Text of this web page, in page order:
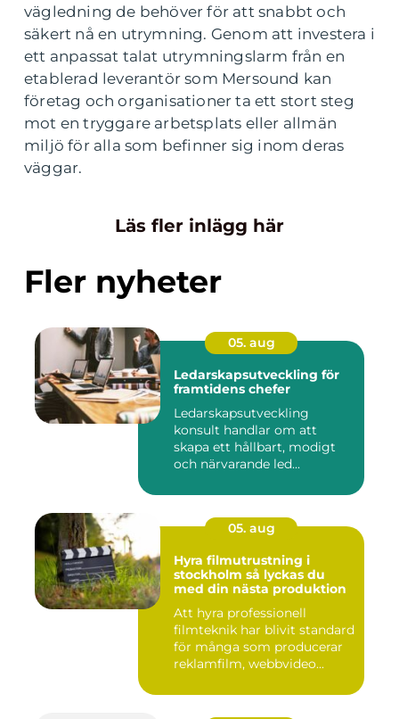
vägledning de behöver för att snabbt och
säkert nå en utrymning. Genom att investera i
ett anpassat talat utrymningslarm från en
etablerad leverantör som Mersound kan
företag och organisationer ta ett stort steg
mot en tryggare arbetsplats eller allmän
miljö för alla som befinner sig inom deras
väggar.
Läs fler inlägg här
Fler nyheter
05. aug
Ledarskapsutveckling för
framtidens chefer
Ledarskapsutveckling
konsult handlar om att
skapa ett hållbart, modigt
och närvarande led...
05. aug
Hyra filmutrustning i
stockholm så lyckas du
med din nästa produktion
Att hyra professionell
filmteknik har blivit standard
för många som producerar
reklamfilm, webbvideo...